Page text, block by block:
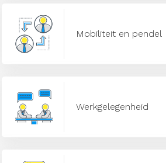
Mobiliteit en pendel
Werkgelegenheid